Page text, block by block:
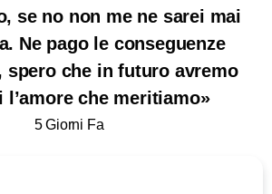
se no non me ne sarei mai
Ne pago le conseguenze
spero che in futuro avremo
l’amore che meritiamo»
5 Giorni Fa